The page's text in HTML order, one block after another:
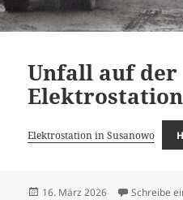
Unfall auf der
Elektrostation
Elektrostation in Susanowo
Veröffentlicht
16. März 2026 Schreibe